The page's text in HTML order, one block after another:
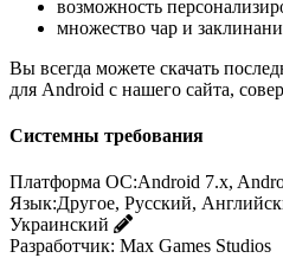
возможность
множество чар и
Вы всегда можете скачать
для Android с нашего сайта,
Системны требования
Платформа ОС:Android 7.x,
Язык:Другое, Русский,
Украинский
Разработчик: Max Games Studios